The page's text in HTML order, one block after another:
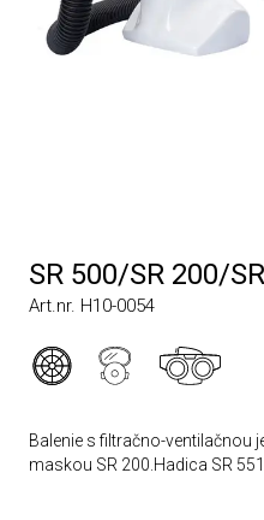
SR 500/SR 200/
Art.nr. H10-0054
Balenie s filtračno-ventilačnou
maskou SR 200.Hadica SR 551.